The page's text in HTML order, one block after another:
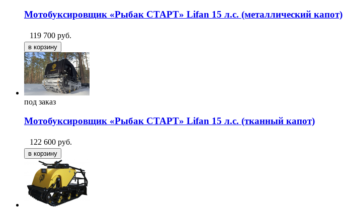
Мотобуксировщик «Рыбак СТАРТ» Lifan 15 л.с. (металлический капот)
119 700 руб.
под заказ
Мотобуксировщик «Рыбак СТАРТ» Lifan 15 л.с. (тканный капот)
122 600 руб.